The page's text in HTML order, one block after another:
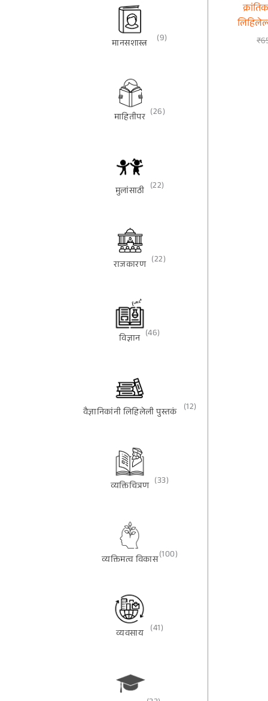
मानसशास्त्र (9)
माहितीपर (26)
मुलांसाठी (22)
राजकारण (22)
विज्ञान (46)
वैज्ञानिकांनी लिहिलेली पुस्तकं (12)
व्यक्तिचित्रण (33)
व्यक्तिमत्व विकास(100)
व्यवसाय (41)
₹